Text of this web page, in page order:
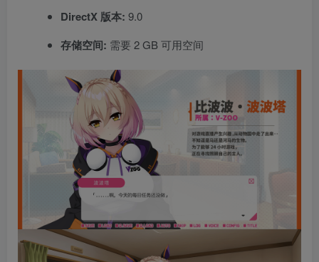
DirectX 版本: 9.0
存储空间: 需要 2 GB 可用空间